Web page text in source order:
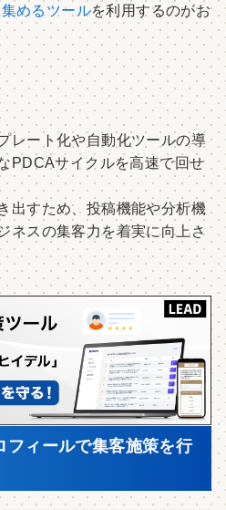
めるツールを利用するのがお
レート化や自動化ツールの導
PDCAサイクルを高速で回せ
出すため、投稿機能や分析機
ネスの集客力を着実に向上さ
ィールで集客施策を行